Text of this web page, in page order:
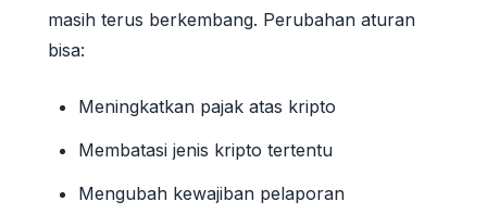
masih terus berkembang. Perubahan aturan
bisa:
Meningkatkan pajak atas kripto
Membatasi jenis kripto tertentu
Mengubah kewajiban pelaporan